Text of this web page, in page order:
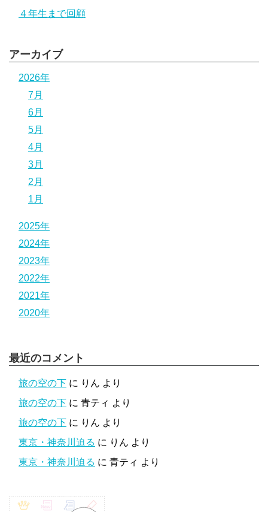
４年生まで回顧
アーカイブ
2026年
7月
6月
5月
4月
3月
2月
1月
2025年
2024年
2023年
2022年
2021年
2020年
最近のコメント
旅の空の下 に りん より
旅の空の下 に 青ティ より
旅の空の下 に りん より
東京・神奈川迫る に りん より
東京・神奈川迫る に 青ティ より